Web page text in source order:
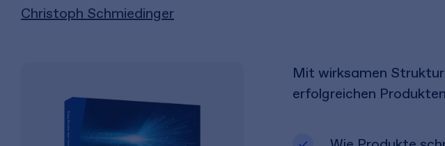
Christoph Schmiedinger
Mit wirksamen
erfolgreichen Produkten